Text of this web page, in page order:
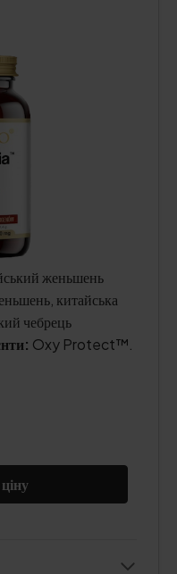
женьшень
китайська
чебрець
Oxy Protect™.